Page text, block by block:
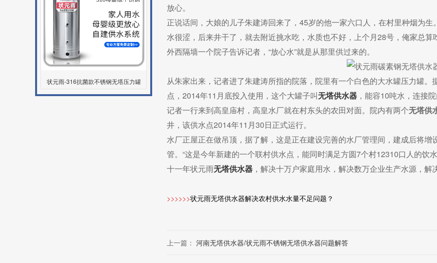
状元雨-316抗菌款不锈钢无塔压力罐
放心。
正说话间，大娘的儿子朱建涛回来了，45岁的他一家六口人，在村里种烟为
水很涩，后来井干了，就去附近挑水吃，水质也不好，上个月28号，俺家总
外西隔墙一个院子告诉记者，“放心水”就是从那里供过来的。
从朱家出来，记者进了朱建涛所指的院落，院里有一个白色的大水罐压力罐
点，2014年11月底投入使用，这个大罐子叫无塔供水器 ，能容10吨水，连接
记者一行来到高皇庙村，高皇水厂就在村东头的农田对面。院内有两个无塔供
井，该供水点2014年11月30日正式运行。
水厂正屋正在做吊顶，据了解，这是正在建设完善的水厂管理间，建成后将
管。“这是今年新建的一个联村供水点，能同时满足方圆7个村12310口人的饮
十一年状元雨无塔供水器 ，解决十万户家庭用水，解决数万企业生产水源，
>>>>>>状元雨无塔供水器解决农村供水水量不足问题？
上一篇： 河南无塔供水器/状元雨不锈钢无塔供水器问题解答